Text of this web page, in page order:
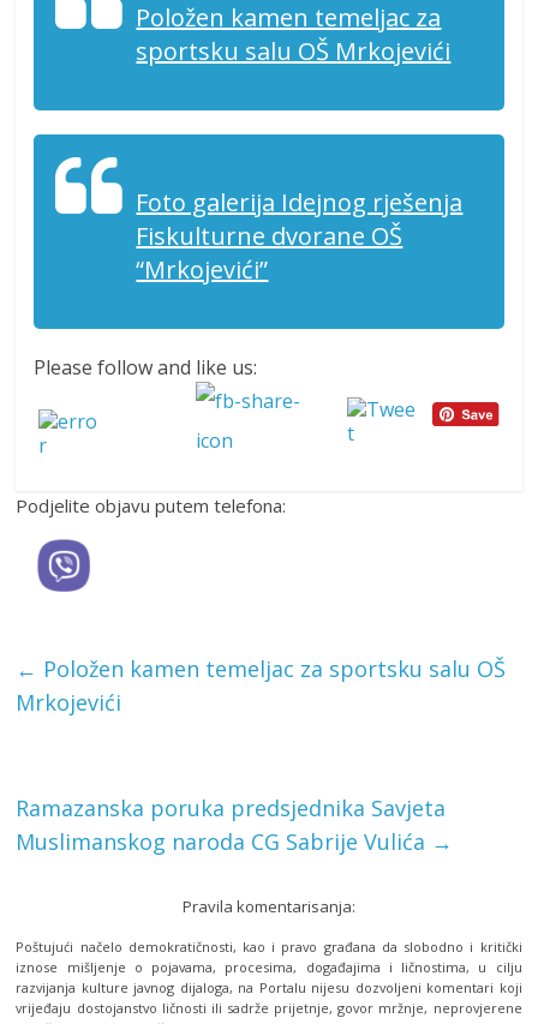
Položen kamen temeljac za
sportsku salu OŠ Mrkojevići
Foto galerija Idejnog rješenja
Fiskulturne dvorane OŠ
“Mrkojevići”
Please follow and like us:
Podjelite objavu putem telefona:
← Položen kamen temeljac za sportsku salu OŠ
Mrkojevići
Ramazanska poruka predsjednika Savjeta
Muslimanskog naroda CG Sabrije Vulića →
Pravila komentarisanja:
Poštujući načelo demokratičnosti, kao i pravo građana da slobodno i kritički
iznose mišljenje o pojavama, procesima, događajima i ličnostima, u cilju
razvijanja kulture javnog dijaloga, na Portalu nijesu dozvoljeni komentari koji
vrijeđaju dostojanstvo ličnosti ili sadrže prijetnje, govor mržnje, neprovjerene